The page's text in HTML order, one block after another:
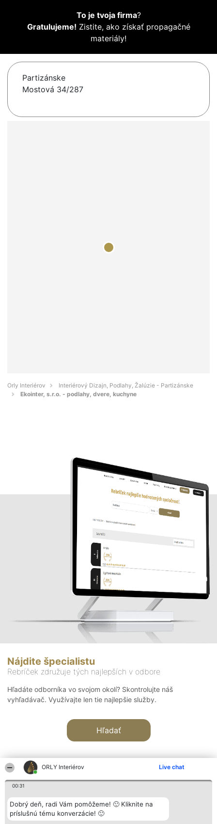
ORLY Interiérov Live chat
00:31
Dobrý deň, radi Vám pomôžeme! 🙂 Kliknite na
príslušnú tému konverzácie! 🙂
To je tvoja firma?
Gratulujeme! Zistite, ako získať propagačné
materiály!
Partizánske
Mostová 34/287
Orly Interiérov
Interiérový Dizajn, Podlahy, Žalúzie - Partizánske
Ekointer, s.r.o. - podlahy, dvere, kuchyne
Nájdite špecialistu
Rebríček združuje tých najlepších v odbore
Hľadáte odborníka vo svojom okolí? Skontrolujte náš
vyhľadávač. Využívajte len tie najlepšie služby.
Hľadať
Organizátor hodnotenia
Bright Side Solutions sp. z o.
o. sp. k.
Hodnotenie
Laureáti
Lista
Kontakt
Kontakt